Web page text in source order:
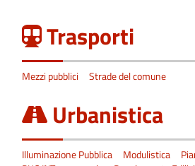
Trasporti
Mezzi pubblici Strade del comune
Urbanistica
Illuminazione Pubblica Modulistica